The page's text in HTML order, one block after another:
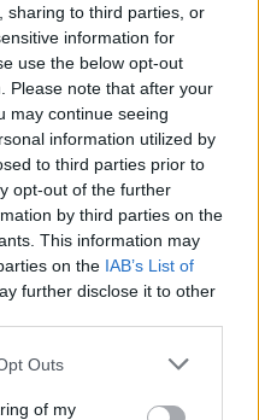
sharing to third parties, or
information for
use the below opt-out
Please note that after your
may continue seeing
information utilized by
to third parties prior to
opt-out of the further
by third parties on the
This information may
on the IAB’s List of
further disclose it to other
uses one or more Google
You may click to
Outs
of my
decisiva per
decise di seguire il
dopo una notte al
partita decisiva: oggi
competizioni e
svolta.